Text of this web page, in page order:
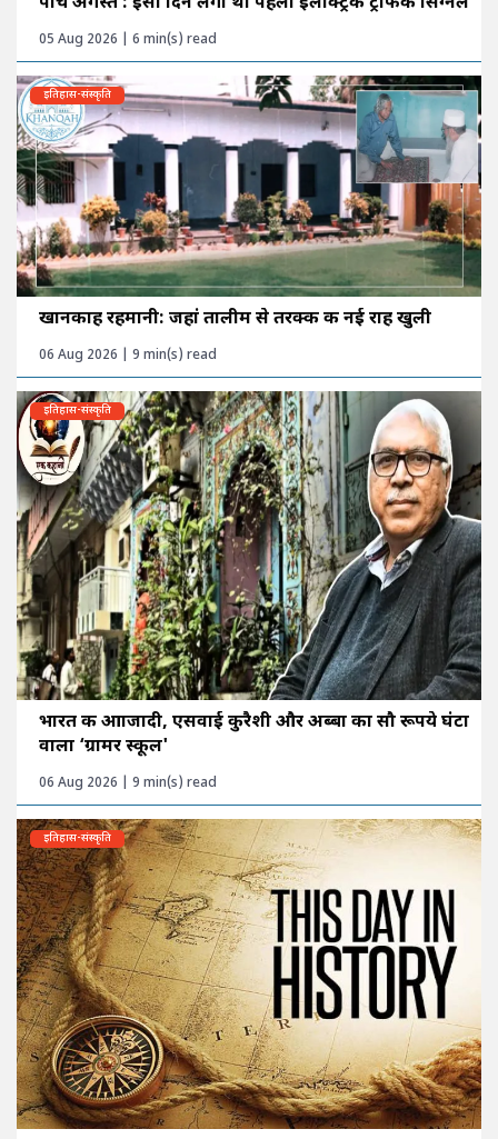
05 Aug 2026 | 6 min(s) read
इतिहास-संस्कृति
खानकाह रहमानी: जहां तालीम से तरक्की की नई राह खुली
06 Aug 2026 | 9 min(s) read
इतिहास-संस्कृति
भारत की आाजादी, एसवाई कुरैशी और अब्बा का सौ रूपये घंटा
वाला ‘ग्रामर स्कूल'
06 Aug 2026 | 9 min(s) read
इतिहास-संस्कृति